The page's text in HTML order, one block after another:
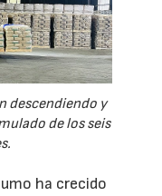
descendiendo y
de los seis
ha crecido